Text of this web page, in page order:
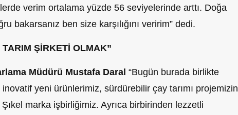
verim ortalama yüzde 56 seviyelerinde arttı. Doğa
bakarsanız ben size karşılığını veririm” dedi.
TARIM ŞİRKETİ OLMAK”
Müdürü Mustafa Daral “Bugün burada birlikte
inovatif yeni ürünlerimiz, sürdürebilir çay tarımı projemizin
Şıkel marka işbirliğimiz. Ayrıca birbirinden lezzetli